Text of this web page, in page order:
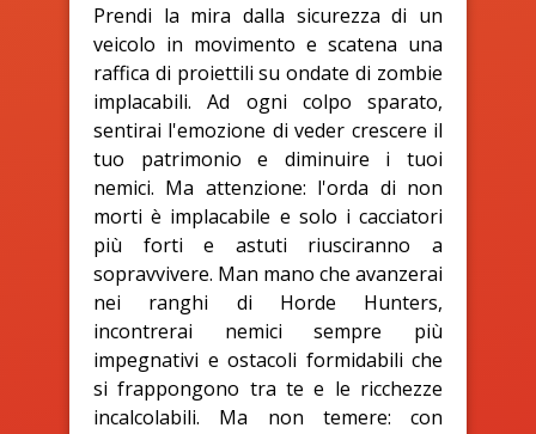
Prendi la mira dalla sicurezza di un
veicolo in movimento e scatena una
raffica di proiettili su ondate di zombie
implacabili. Ad ogni colpo sparato,
sentirai l'emozione di veder crescere il
tuo patrimonio e diminuire i tuoi
nemici. Ma attenzione: l'orda di non
morti è implacabile e solo i cacciatori
più forti e astuti riusciranno a
sopravvivere. Man mano che avanzerai
nei ranghi di Horde Hunters,
incontrerai nemici sempre più
impegnativi e ostacoli formidabili che
si frappongono tra te e le ricchezze
incalcolabili. Ma non temere: con